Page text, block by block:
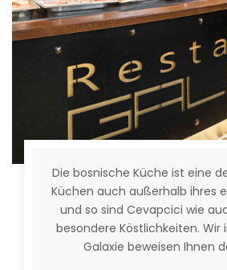
Die bosnische Küche ist eine
Küchen auch außerhalb ihres
und so sind Cevapcici wie
besondere Köstlichkeiten. Wir
Galaxie beweisen Ihnen